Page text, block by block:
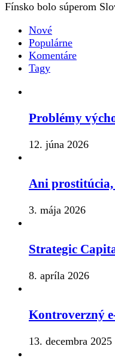
Fínsko bolo súperom
Nové
Populárne
Komentáre
Tagy
Problémy
12. júna 2026
Ani prostitúcia,
3. mája 2026
Strategic
8. apríla 2026
Kontroverzný
13. decembra 2025